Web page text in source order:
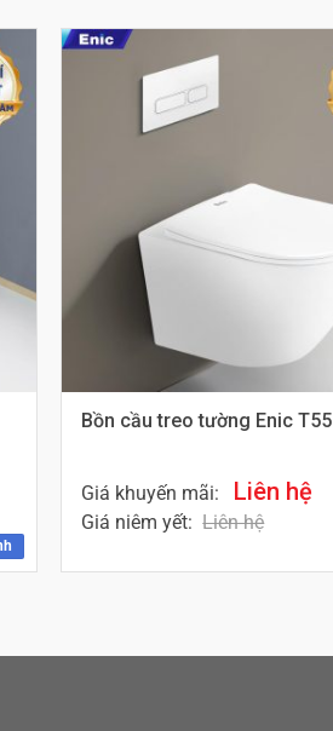
Bồn cầu treo tường Enic T55
Giá khuyến mãi: Liên hệ
Giá niêm yết: Liên hệ